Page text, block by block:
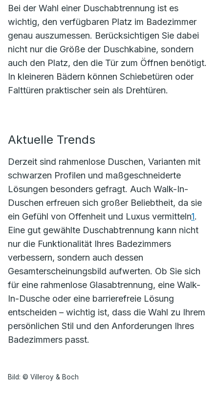
Bei der Wahl einer Duschabtrennung ist es
wichtig, den verfügbaren Platz im Badezimmer
genau auszumessen. Berücksichtigen Sie dabei
nicht nur die Größe der Duschkabine, sondern
auch den Platz, den die Tür zum Öffnen benötigt.
In kleineren Bädern können Schiebetüren oder
Falttüren praktischer sein als Drehtüren.
Aktuelle Trends
Derzeit sind rahmenlose Duschen, Varianten mit
schwarzen Profilen und maßgeschneiderte
Lösungen besonders gefragt. Auch Walk-In-
Duschen erfreuen sich großer Beliebtheit, da sie
ein Gefühl von Offenheit und Luxus vermitteln1.
Eine gut gewählte Duschabtrennung kann nicht
nur die Funktionalität Ihres Badezimmers
verbessern, sondern auch dessen
Gesamterscheinungsbild aufwerten. Ob Sie sich
für eine rahmenlose Glasabtrennung, eine Walk-
In-Dusche oder eine barrierefreie Lösung
entscheiden – wichtig ist, dass die Wahl zu Ihrem
persönlichen Stil und den Anforderungen Ihres
Badezimmers passt.
Bild: © Villeroy & Boch